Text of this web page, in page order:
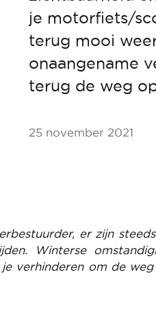
je motorfiets/
terug mooi
onaangename
terug de weg
25 november 2021
er zijn
Winterse
verhinderen om de